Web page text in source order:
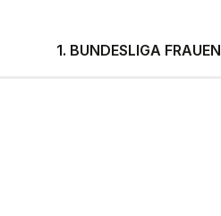
1. BUNDESLIGA FRAUEN